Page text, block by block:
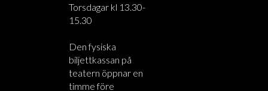
Torsdagar kl 13.30-
15.30
Den fysiska
biljettkassan på
teatern öppnar en
timme före